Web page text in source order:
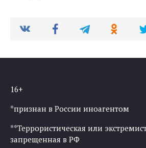
16+
*признан в России иноагентом
**Террористическая или
запрещенная в РФ